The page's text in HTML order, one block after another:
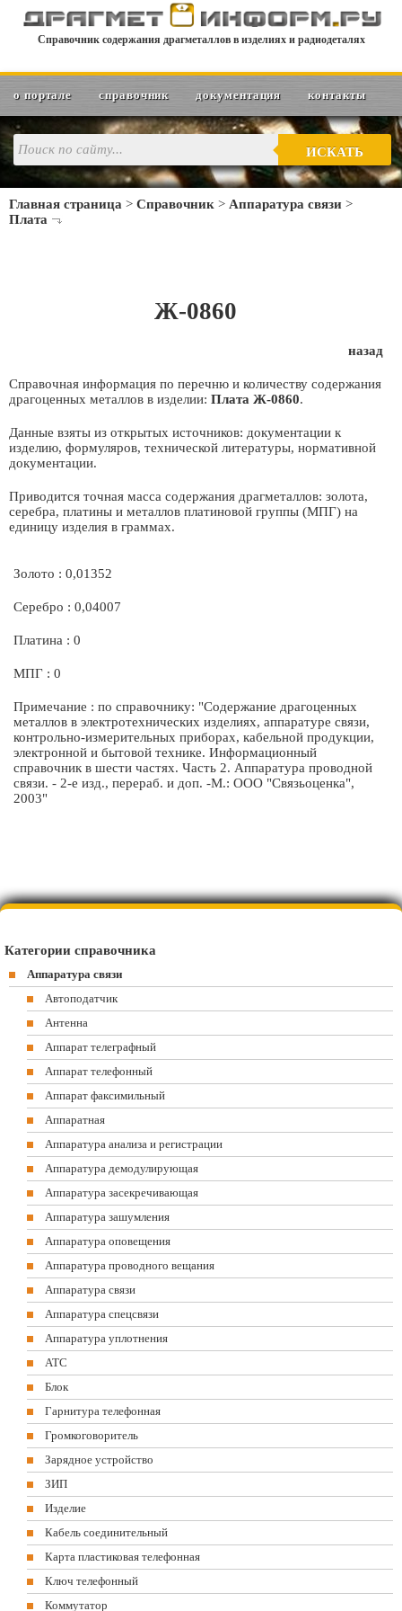
Справочник содержания драгметаллов в изделиях и радиодеталях
о портале справочник документация контакты
ИСКАТЬ
Главная страница > Справочник > Аппаратура связи >
Плата
Ж-0860
назад
Справочная информация по перечню и количеству содержания
драгоценных металлов в изделии: Плата Ж-0860.
Данные взяты из открытых источников: документации к
изделию, формуляров, технической литературы, нормативной
документации.
Приводится точная масса содержания драгметаллов: золота,
серебра, платины и металлов платиновой группы (МПГ) на
единицу изделия в граммах.
Золото : 0,01352
Серебро : 0,04007
Платина : 0
МПГ : 0
Примечание : по справочнику: "Содержание драгоценных
металлов в электротехнических изделиях, аппаратуре связи,
контрольно-измерительных приборах, кабельной продукции,
электронной и бытовой технике. Информационный
справочник в шести частях. Часть 2. Аппаратура проводной
связи. - 2-е изд., перераб. и доп. -М.: ООО "Связьоценка",
2003"
Категории справочника
Аппаратура связи
Автоподатчик
Антенна
Аппарат телеграфный
Аппарат телефонный
Аппарат факсимильный
Аппаратная
Аппаратура анализа и регистрации
Аппаратура демодулирующая
Аппаратура засекречивающая
Аппаратура зашумления
Аппаратура оповещения
Аппаратура проводного вещания
Аппаратура связи
Аппаратура спецсвязи
Аппаратура уплотнения
АТС
Блок
Гарнитура телефонная
Громкоговоритель
Зарядное устройство
ЗИП
Изделие
Кабель соединительный
Карта пластиковая телефонная
Ключ телефонный
Коммутатор